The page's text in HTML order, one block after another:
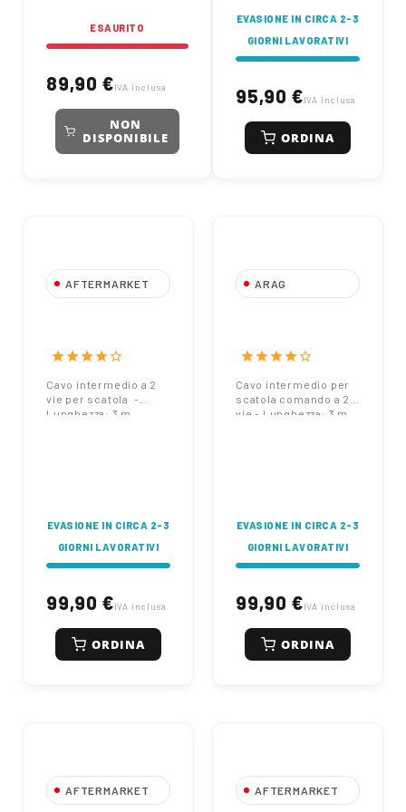
ESAURITO
89,90 €IVA inclusa
NON
DISPONIBILE
EVASIONE IN CIRCA 2-3
GIORNI LAVORATIVI
95,90 €IVA inclusa
ORDINA
AFTERMARKET
Lunghezza: 3 m
starstarstarstarstar_border
Cavo intermedio a 2
vie per scatola -
Lunghezza: 3 m
EVASIONE IN CIRCA 2-3
GIORNI LAVORATIVI
99,90 €IVA inclusa
ORDINA
ARAG
comando a 2 vie -
4662530.090 Arag
starstarstarstarstar_border
Cavo intermedio per
scatola comando a 2
vie - Lunghezza: 3 m
EVASIONE IN CIRCA 2-3
GIORNI LAVORATIVI
99,90 €IVA inclusa
ORDINA
AFTERMARKET AFTERMARKET